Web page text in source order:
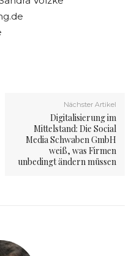
Nächster Artikel
Digitalisierung im
Mittelstand: Die Social
Media Schwaben GmbH
weiß, was Firmen
unbedingt ändern müssen